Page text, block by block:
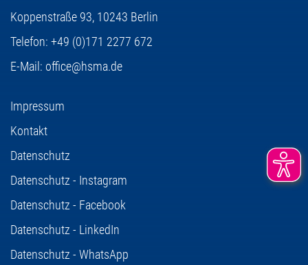
Koppenstraße 93, 10243 Berlin
Telefon: +49 (0)171 2277 672
E-Mail: office@hsma.de
Impressum
Kontakt
Datenschutz
Datenschutz - Instagram
Datenschutz - Facebook
Datenschutz - LinkedIn
Datenschutz - WhatsApp